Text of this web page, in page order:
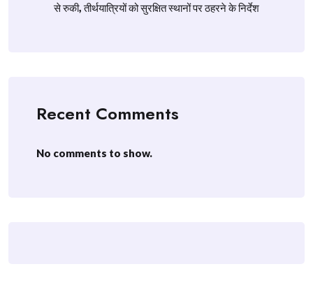
से रुकी, तीर्थयात्रियों को सुरक्षित स्थानों पर ठहरने के निर्देश
Recent Comments
No comments to show.